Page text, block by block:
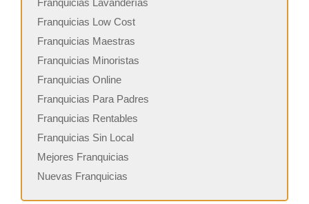
Franquicias Lavanderías
Franquicias Low Cost
Franquicias Maestras
Franquicias Minoristas
Franquicias Online
Franquicias Para Padres
Franquicias Rentables
Franquicias Sin Local
Mejores Franquicias
Nuevas Franquicias